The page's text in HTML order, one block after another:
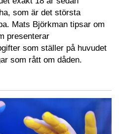
som är det största
Mats Björkman tipsar om
presenterar
som ställer på huvudet
som rått om dåden.